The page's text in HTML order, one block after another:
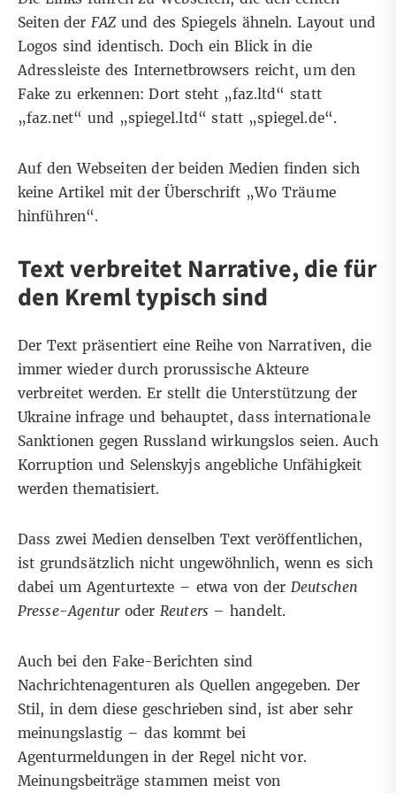
Seiten der FAZund des Spiegels ähneln. Layout und
Logos sind identisch. Doch ein Blick in die
Adressleiste des Internetbrowsers reicht, um den
Fake zu erkennen: Dort steht „faz.ltd“ statt
„faz.net“ und „spiegel.ltd“ statt „spiegel.de“.
Auf den Webseiten der beiden Medien finden sich
keine Artikel mit der Überschrift „Wo Träume
hinführen“.
Text verbreitet Narrative, die für
den Kreml typisch sind
Der Text präsentiert eine Reihe von Narrativen, die
immer wieder durch prorussische Akteure
verbreitet werden. Er stellt die Unterstützung der
Ukraine infrage und behauptet, dass internationale
Sanktionen gegen Russland wirkungslos seien. Auch
Korruption und Selenskyjs angebliche Unfähigkeit
werden thematisiert.
Dass zwei Medien denselben Text veröffentlichen,
ist grundsätzlich nicht ungewöhnlich, wenn es sich
dabei um Agenturtexte – etwa von der Deutschen
Presse-Agenturoder Reuters – handelt.
Auch bei den Fake-Berichten sind
Nachrichtenagenturen als Quellen angegeben. Der
Stil, in dem diese geschrieben sind, ist aber sehr
meinungslastig – das kommt bei
Agenturmeldungen in der Regel nicht vor.
Meinungsbeiträge stammen meist von